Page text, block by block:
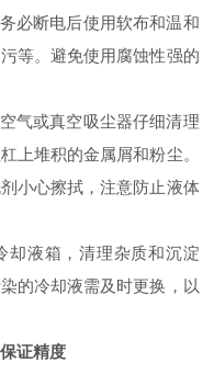
断电后使用软布和温和
等。避免使用腐蚀性强的
或真空吸尘器仔细清理
上堆积的金属屑和粉尘。
小心擦拭，注意防止液体
液箱，清理杂质和沉淀
的冷却液需及时更换，以
证精度